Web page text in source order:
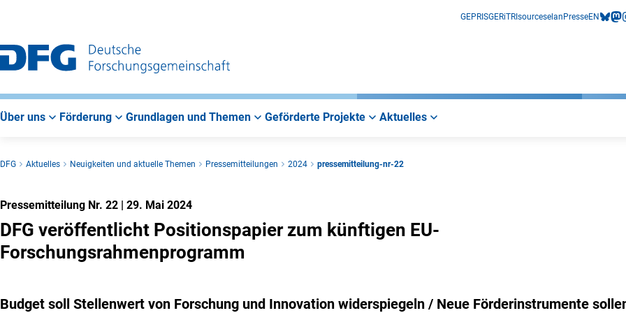
GEPRISGERiTRIsourceselan PresseEN
Über uns Förderung Grundlagen und Themen Geförderte Projekte Aktuelles
DFG Aktuelles Neuigkeiten und aktuelle Themen Pressemitteilungen 2024 pressemitteilung-nr-22
Pressemitteilung Nr. 22 | 29. Mai 2024
DFG veröffentlicht Positionspapier zum künftigen EU-
Forschungsrahmenprogramm
Budget soll Stellenwert von Forschung und Innovation widerspiegeln / Neue Förderinstrumente